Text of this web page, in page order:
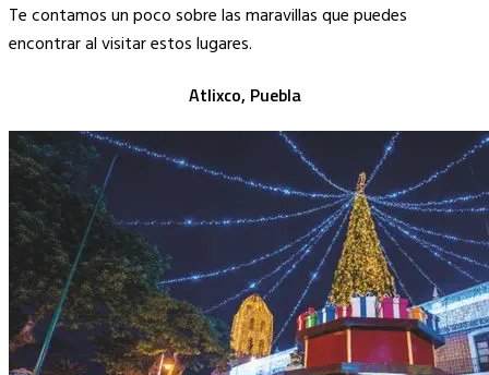
Te contamos un poco sobre las maravillas que puedes
encontrar al visitar estos lugares.
Atlixco, Puebla